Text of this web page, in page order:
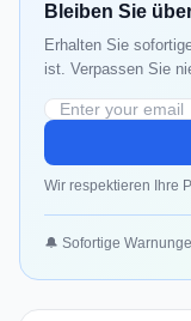
Bleiben Sie
Erhalten Sie
ist. Verpassen Sie
Wir respektieren Ihre
🔔 Sofortige